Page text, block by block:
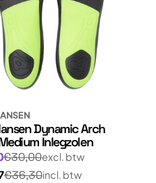
Dynamic Arch
Inlegzolen
€30,00excl. btw
€36,30incl. btw